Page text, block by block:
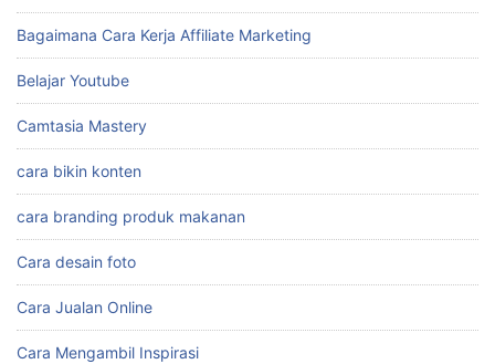
Bagaimana Cara Kerja Affiliate Marketing
Belajar Youtube
Camtasia Mastery
cara bikin konten
cara branding produk makanan
Cara desain foto
Cara Jualan Online
Cara Mengambil Inspirasi